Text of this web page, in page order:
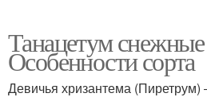
Танацетум
Особенности сорта
Девичья хризантема